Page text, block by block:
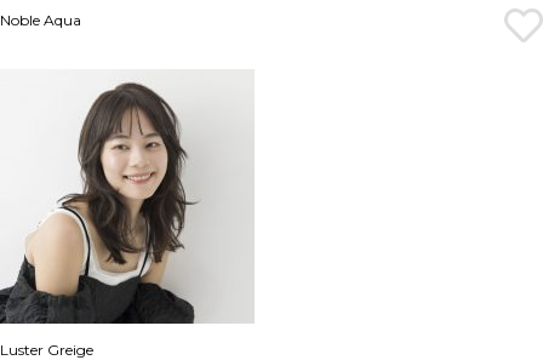
Noble Aqua
Luster Greige